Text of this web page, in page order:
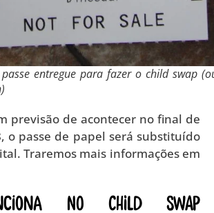
entregue para fazer o child swap
previsão de acontecer no final de
o passe de papel será substituído
Traremos mais informações em
no Child Swap